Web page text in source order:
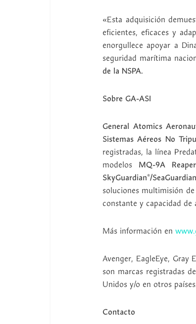
«Esta adquisición
eficientes, eficaces y
enorgullece apoyar a
seguridad marítima
de la NSPA.
Sobre GA-ASI
General Atomics
Sistemas Aéreos No
registradas, la línea
modelos MQ-9A
SkyGuardian®/
soluciones multimisión
constante y capacidad de
Más información en
Avenger, EagleEye, Gray
son marcas registradas
Unidos y/o en otros
Contacto